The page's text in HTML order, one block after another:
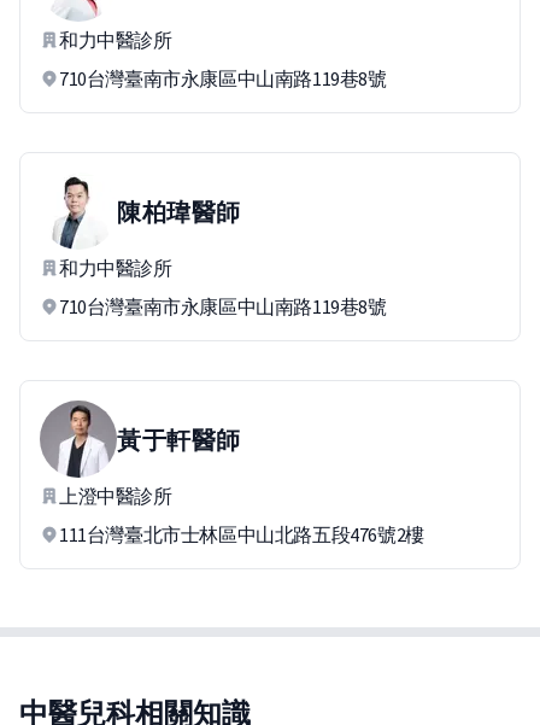
和力中醫診所
710台灣臺南市永康區中山南路119巷8號
陳柏瑋醫師
和力中醫診所
710台灣臺南市永康區中山南路119巷8號
黃于軒醫師
上澄中醫診所
111台灣臺北市士林區中山北路五段476號2樓
中醫兒科相關知識